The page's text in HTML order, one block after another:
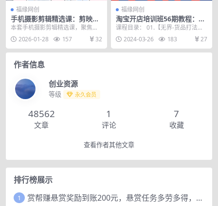
福缘网创
手机摄影剪辑精选课：剪映全
功能实操、爆款拍摄技巧，轻
松出大片
本套手机摄影剪辑精选课，聚焦剪
映全功能实操与手机拍摄技巧，专
为短视频爱好者、摄影...
2026-01-28 157 32
福缘网创
淘宝开店培训班56期教程：无
界货品打法/店铺运营/消费者
运营/案例诊断
课程目录： 01.【无界-货品打法】
全链路流量：货品和消费者运营.m
p4 02....
2024-03-26 183 27
作者信息
创业资源
等级 永久会员
48562
文章
1
评论
7
收藏
查看作者其他文章
排行榜展示
1 赏帮赚悬赏奖励到账200元，悬赏任务多劳多得，人人可做。